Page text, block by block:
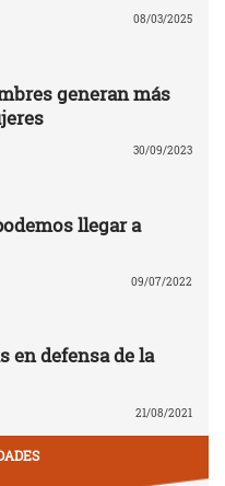
08/03/2025
generan más
30/09/2023
llegar a
09/07/2022
en defensa de la
21/08/2021